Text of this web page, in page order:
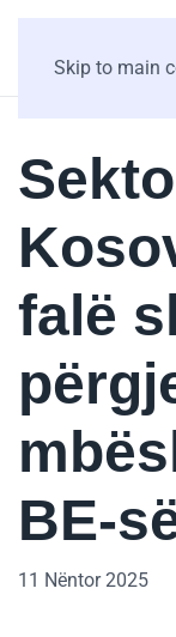
Skip to main
falë
BE-
11 Nëntor 2025